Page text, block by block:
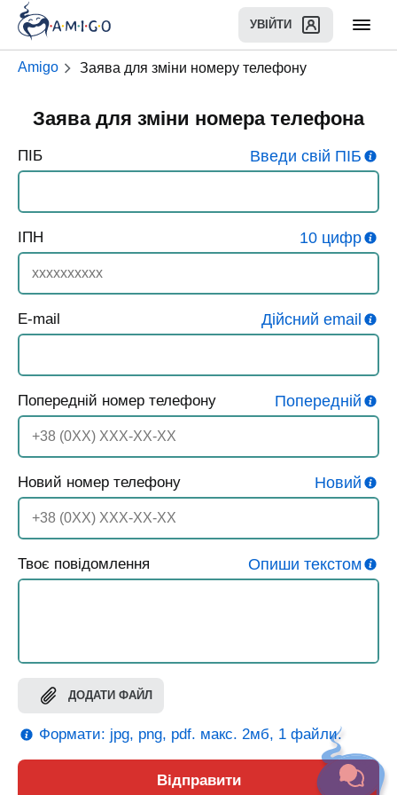
УВІЙТИ
Amigo Заява для зміни номеру телефону
Заява для зміни номера телефона
ПІБ Введи свій ПІБ
ІПН 10 цифр
E-mail Дійсний email
Попередній номер телефону Попередній
Новий номер телефону Новий
Твоє повідомлення Опиши текстом
ДОДАТИ ФАЙЛ
Формати: jpg, png, pdf. макс. 2мб, 1 файли.
Відправити